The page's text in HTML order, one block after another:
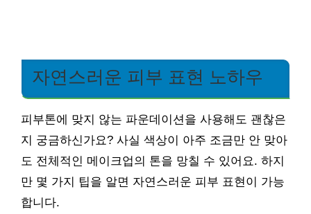
자연스러운 피부 표현 노하우
피부톤에 맞지 않는 파운데이션을 사용해도 괜찮은
지 궁금하신가요? 사실 색상이 아주 조금만 안 맞아
도 전체적인 메이크업의 톤을 망칠 수 있어요. 하지
만 몇 가지 팁을 알면 자연스러운 피부 표현이 가능
합니다.